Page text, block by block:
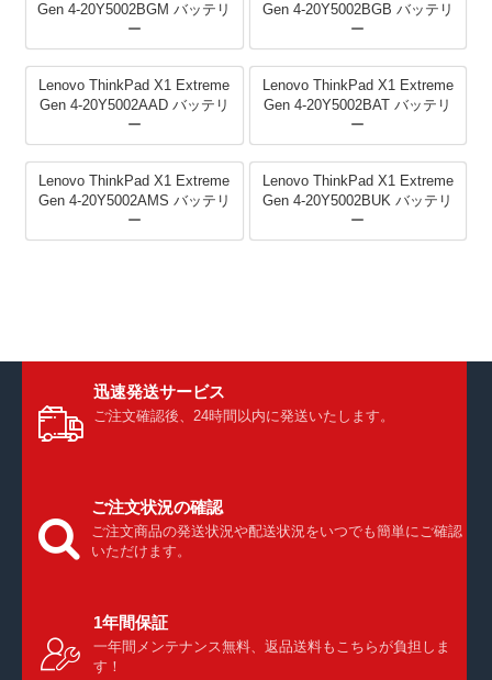
Gen 4-20Y5002BGM バッテリ
ー
Gen 4-20Y5002BGB バッテリ
ー
Lenovo ThinkPad X1 Extreme
Gen 4-20Y5002AAD バッテリ
ー
Lenovo ThinkPad X1 Extreme
Gen 4-20Y5002BAT バッテリ
ー
Lenovo ThinkPad X1 Extreme
Gen 4-20Y5002AMS バッテリ
ー
Lenovo ThinkPad X1 Extreme
Gen 4-20Y5002BUK バッテリ
ー
迅速発送サービス
ご注文確認後、24時間以内に発送いたします。
ご注文状況の確認
ご注文商品の発送状況や配送状況をいつでも簡単にご確認
いただけます。
1年間保証
一年間メンテナンス無料、返品送料もこちらが負担しま
す！